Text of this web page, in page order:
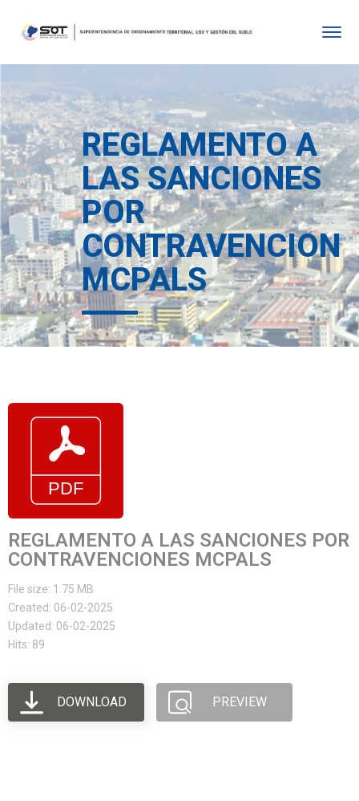
REGLAMENTO A
LAS SANCIONES
POR
MCPALS
REGLAMENTO A LAS SANCIONES POR
CONTRAVENCIONES MCPALS
File size: 1.75 MB
Created: 06-02-2025
Updated: 06-02-2025
Hits: 89
DOWNLOAD PREVIEW